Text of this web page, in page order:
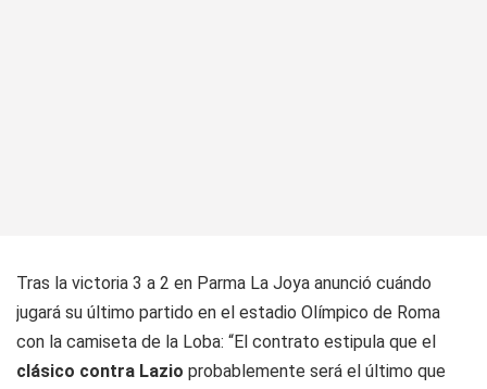
Tras la victoria 3 a 2 en Parma La Joya anunció cuándo
jugará su último partido en el estadio Olímpico de Roma
con la camiseta de la Loba: “El contrato estipula que el
clásico contra Lazio probablemente será el último que